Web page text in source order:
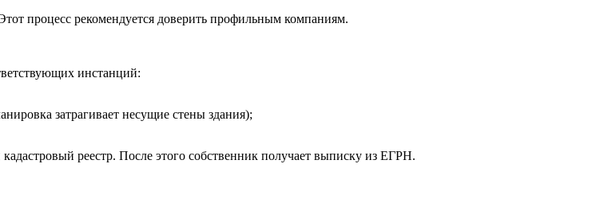
процесс рекомендуется доверить профильным компаниям.
инстанций:
затрагивает несущие стены здания);
реестр. После этого собственник получает выписку из ЕГРН.